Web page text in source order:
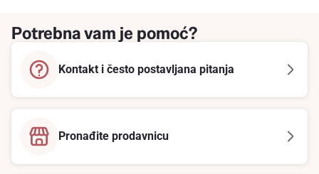
Potrebna vam je pomoć?
Kontakt i često postavljana pitanja
Pronađite prodavnicu